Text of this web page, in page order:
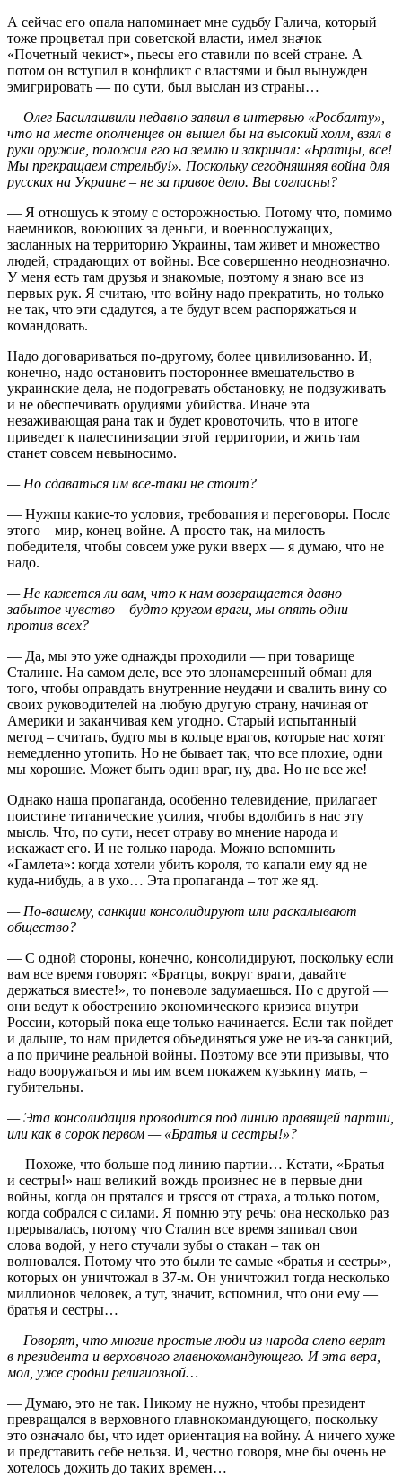
А сейчас его опала напоминает мне судьбу Галича, который
тоже процветал при советской власти, имел значок
«Почетный чекист», пьесы его ставили по всей стране. А
потом он вступил в конфликт с властями и был вынужден
эмигрировать — по сути, был выслан из страны…
— Олег Басилашвили недавно заявил в интервью «Росбалту»,
что на месте ополченцев он вышел бы на высокий холм, взял в
руки оружие, положил его на землю и закричал: «Братцы, все!
Мы прекращаем стрельбу!». Поскольку сегодняшняя война для
русских на Украине – не за правое дело. Вы согласны?
— Я отношусь к этому с осторожностью. Потому что, помимо
наемников, воюющих за деньги, и военнослужащих,
засланных на территорию Украины, там живет и множество
людей, страдающих от войны. Все совершенно неоднозначно.
У меня есть там друзья и знакомые, поэтому я знаю все из
первых рук. Я считаю, что войну надо прекратить, но только
не так, что эти сдадутся, а те будут всем распоряжаться и
командовать.
Надо договариваться по-другому, более цивилизованно. И,
конечно, надо остановить постороннее вмешательство в
украинские дела, не подогревать обстановку, не подзуживать
и не обеспечивать орудиями убийства. Иначе эта
незаживающая рана так и будет кровоточить, что в итоге
приведет к палестинизации этой территории, и жить там
станет совсем невыносимо.
— Но сдаваться им все-таки не стоит?
— Нужны какие-то условия, требования и переговоры. После
этого – мир, конец войне. А просто так, на милость
победителя, чтобы совсем уже руки вверх — я думаю, что не
надо.
— Не кажется ли вам, что к нам возвращается давно
забытое чувство – будто кругом враги, мы опять одни
против всех?
— Да, мы это уже однажды проходили — при товарище
Сталине. На самом деле, все это злонамеренный обман для
того, чтобы оправдать внутренние неудачи и свалить вину со
своих руководителей на любую другую страну, начиная от
Америки и заканчивая кем угодно. Старый испытанный
метод – считать, будто мы в кольце врагов, которые нас хотят
немедленно утопить. Но не бывает так, что все плохие, одни
мы хорошие. Может быть один враг, ну, два. Но не все же!
Однако наша пропаганда, особенно телевидение, прилагает
поистине титанические усилия, чтобы вдолбить в нас эту
мысль. Что, по сути, несет отраву во мнение народа и
искажает его. И не только народа. Можно вспомнить
«Гамлета»: когда хотели убить короля, то капали ему яд не
куда-нибудь, а в ухо… Эта пропаганда – тот же яд.
— По-вашему, санкции консолидируют или раскалывают
общество?
— С одной стороны, конечно, консолидируют, поскольку если
вам все время говорят: «Братцы, вокруг враги, давайте
держаться вместе!», то поневоле задумаешься. Но с другой —
они ведут к обострению экономического кризиса внутри
России, который пока еще только начинается. Если так пойдет
и дальше, то нам придется объединяться уже не из-за санкций,
а по причине реальной войны. Поэтому все эти призывы, что
надо вооружаться и мы им всем покажем кузькину мать, –
губительны.
— Эта консолидация проводится под линию правящей партии,
или как в сорок первом — «Братья и сестры!»?
— Похоже, что больше под линию партии… Кстати, «Братья
и сестры!» наш великий вождь произнес не в первые дни
войны, когда он прятался и трясся от страха, а только потом,
когда собрался с силами. Я помню эту речь: она несколько раз
прерывалась, потому что Сталин все время запивал свои
слова водой, у него стучали зубы о стакан – так он
волновался. Потому что это были те самые «братья и сестры»,
которых он уничтожал в 37-м. Он уничтожил тогда несколько
миллионов человек, а тут, значит, вспомнил, что они ему —
братья и сестры…
— Говорят, что многие простые люди из народа слепо верят
в президента и верховного главнокомандующего. И эта вера,
мол, уже сродни религиозной…
— Думаю, это не так. Никому не нужно, чтобы президент
превращался в верховного главнокомандующего, поскольку
это означало бы, что идет ориентация на войну. А ничего хуже
и представить себе нельзя. И, честно говоря, мне бы очень не
хотелось дожить до таких времен…